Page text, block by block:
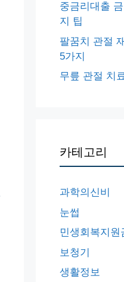
중금리대출
지 팁
팔꿈치 관절
5가지
무릎 관절 치
카테고리
과학의신비
눈썹
민생회복지원
보청기
생활정보